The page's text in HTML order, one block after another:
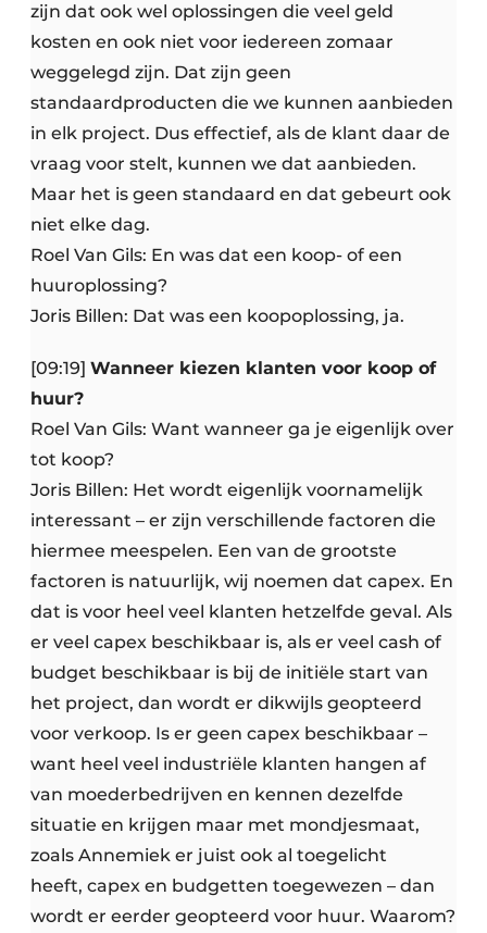
zijn dat ook wel oplossingen die veel geld
kosten en ook niet voor iedereen zomaar
weggelegd zijn. Dat zijn geen
standaardproducten die we kunnen aanbieden
in elk project. Dus effectief, als de klant daar de
vraag voor stelt, kunnen we dat aanbieden.
Maar het is geen standaard en dat gebeurt ook
niet elke dag.
Roel Van Gils: En was dat een koop- of een
huuroplossing?
Joris Billen: Dat was een koopoplossing, ja.
[09:19] Wanneer kiezen klanten voor koop of
huur?
Roel Van Gils: Want wanneer ga je eigenlijk over
tot koop?
Joris Billen: Het wordt eigenlijk voornamelijk
interessant – er zijn verschillende factoren die
hiermee meespelen. Een van de grootste
factoren is natuurlijk, wij noemen dat capex. En
dat is voor heel veel klanten hetzelfde geval. Als
er veel capex beschikbaar is, als er veel cash of
budget beschikbaar is bij de initiële start van
het project, dan wordt er dikwijls geopteerd
voor verkoop. Is er geen capex beschikbaar –
want heel veel industriële klanten hangen af
van moederbedrijven en kennen dezelfde
situatie en krijgen maar met mondjesmaat,
zoals Annemiek er juist ook al toegelicht
heeft, capex en budgetten toegewezen – dan
wordt er eerder geopteerd voor huur. Waarom?